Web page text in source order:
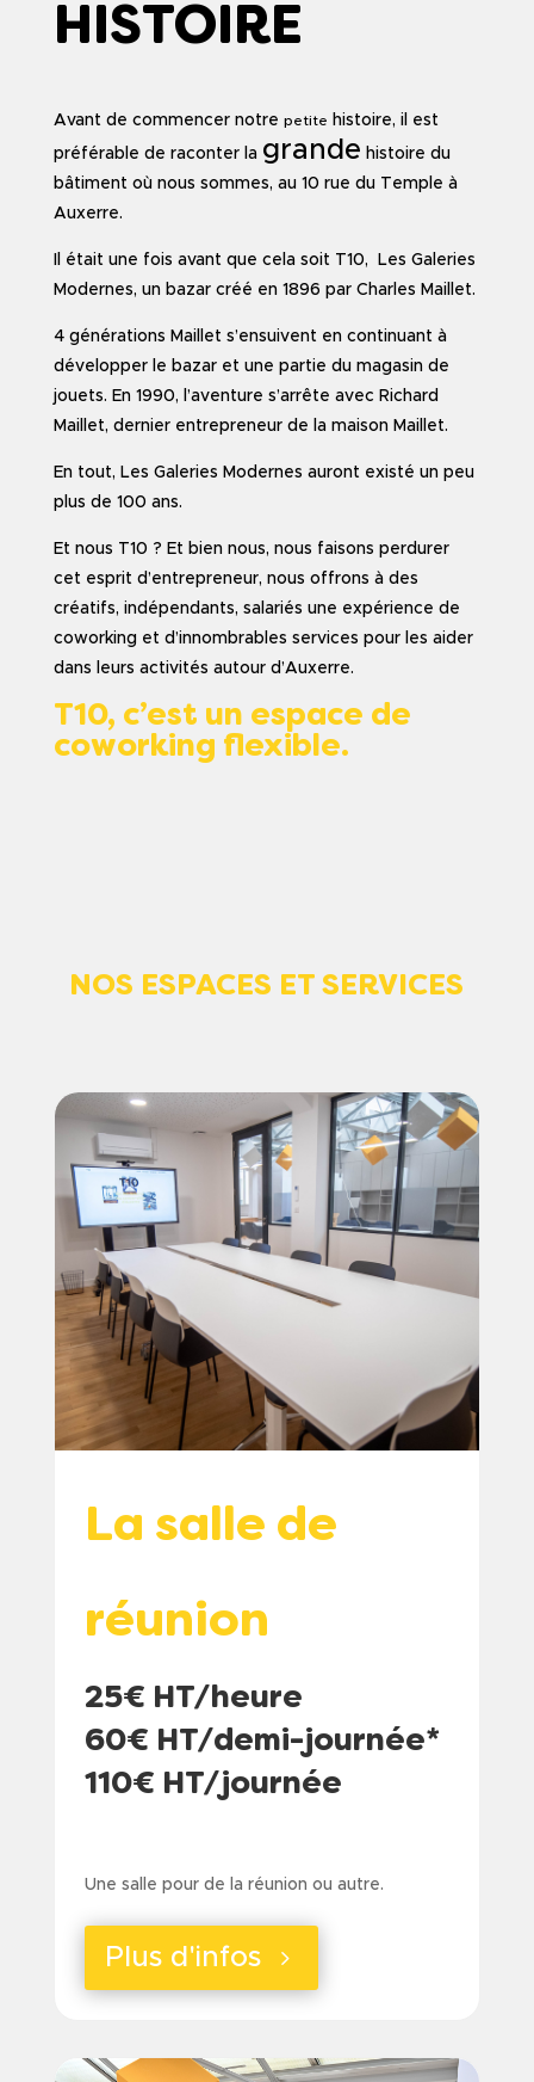
HISTOIRE
Avant de commencer notre petite histoire, il est
préférable de raconter la grande histoire du
bâtiment où nous sommes, au 10 rue du Temple à
Auxerre.
Il était une fois avant que cela soit T10, Les Galeries
Modernes, un bazar créé en 1896 par Charles Maillet.
4 générations Maillet s’ensuivent en continuant à
développer le bazar et une partie du magasin de
jouets. En 1990, l’aventure s’arrête avec Richard
Maillet, dernier entrepreneur de la maison Maillet.
En tout, Les Galeries Modernes auront existé un peu
plus de 100 ans.
Et nous T10 ? Et bien nous, nous faisons perdurer
cet esprit d’entrepreneur, nous offrons à des
créatifs, indépendants, salariés une expérience de
coworking et d’innombrables services pour les aider
dans leurs activités autour d’Auxerre.
T10, c’est un espace de
coworking flexible.
NOS ESPACES ET SERVICES
La salle de
réunion
25€ HT/heure
60€ HT/demi-journée*
110€ HT/journée
Une salle pour de la réunion ou autre.
Plus d'infos